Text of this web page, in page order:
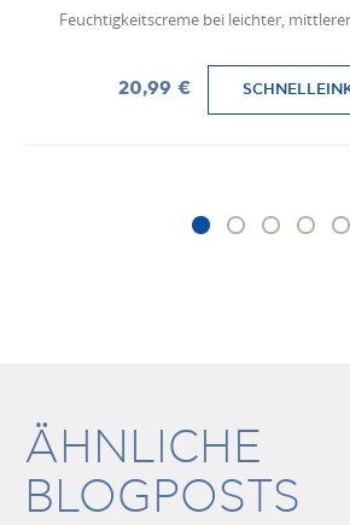
Feuchtigkeitscreme bei leichter,
20,99 €
ÄHNLICHE
BLOGPOSTS